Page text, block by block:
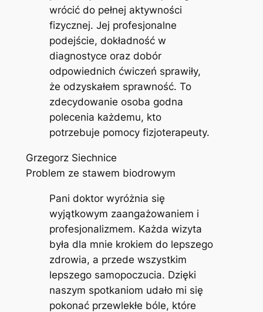
wrócić do pełnej aktywności
fizycznej. Jej profesjonalne
podejście, dokładność w
diagnostyce oraz dobór
odpowiednich ćwiczeń sprawiły,
że odzyskałem sprawność. To
zdecydowanie osoba godna
polecenia każdemu, kto
potrzebuje pomocy fizjoterapeuty.
Grzegorz Siechnice
Problem ze stawem biodrowym
Pani doktor wyróżnia się
wyjątkowym zaangażowaniem i
profesjonalizmem. Każda wizyta
była dla mnie krokiem do lepszego
zdrowia, a przede wszystkim
lepszego samopoczucia. Dzięki
naszym spotkaniom udało mi się
pokonać przewlekłe bóle, które